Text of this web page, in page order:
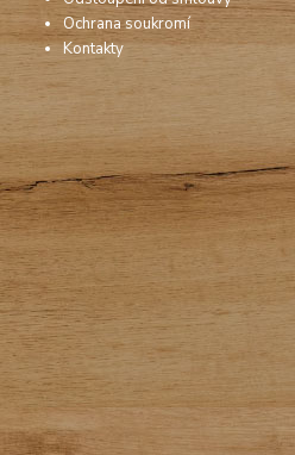
Ochrana soukromí
Kontakty